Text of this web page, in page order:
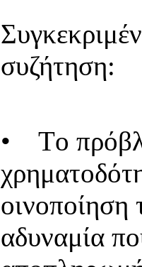
συζήτηση:
• Tο
αδυναμία